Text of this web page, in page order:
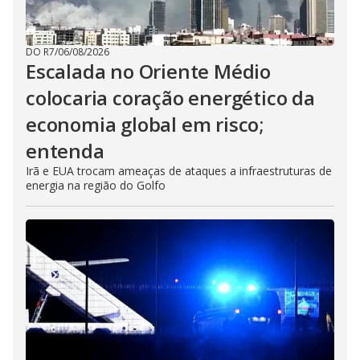
DO R7/06/08/2026
Escalada no Oriente Médio
colocaria coração energético da
economia global em risco;
entenda
Irã e EUA trocam ameaças de ataques a infraestruturas de
energia na região do Golfo